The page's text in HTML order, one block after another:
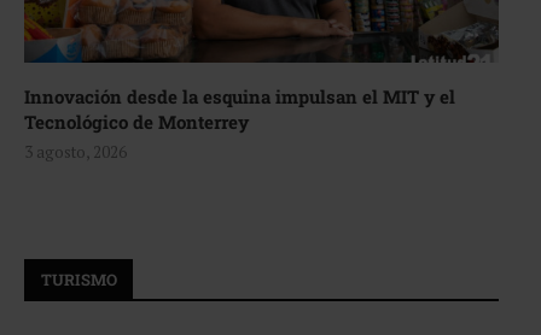
Innovación desde la esquina impulsan el MIT y el
Tecnológico de Monterrey
3 agosto, 2026
TURISMO